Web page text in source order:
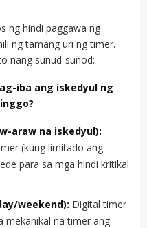
ng hindi paggawa ng
ng tamang uri ng timer.
nang sunud-sunod:
iba ang iskedyul ng
araw na iskedyul):
(kung limitado ang
para sa mga hindi kritikal
weekend): Digital timer
na timer ang